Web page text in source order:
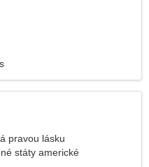
pravou lásku
státy americké